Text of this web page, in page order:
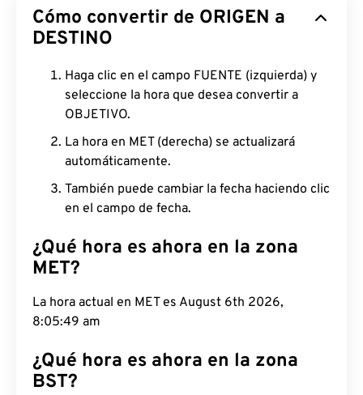
Cómo convertir de ORIGEN a
DESTINO
Haga clic en el campo FUENTE (izquierda) y
seleccione la hora que desea convertir a
OBJETIVO.
La hora en MET (derecha) se actualizará
automáticamente.
También puede cambiar la fecha haciendo clic
en el campo de fecha.
¿Qué hora es ahora en la zona
MET?
La hora actual en MET es August 6th 2026,
8:05:50 am
¿Qué hora es ahora en la zona
BST?